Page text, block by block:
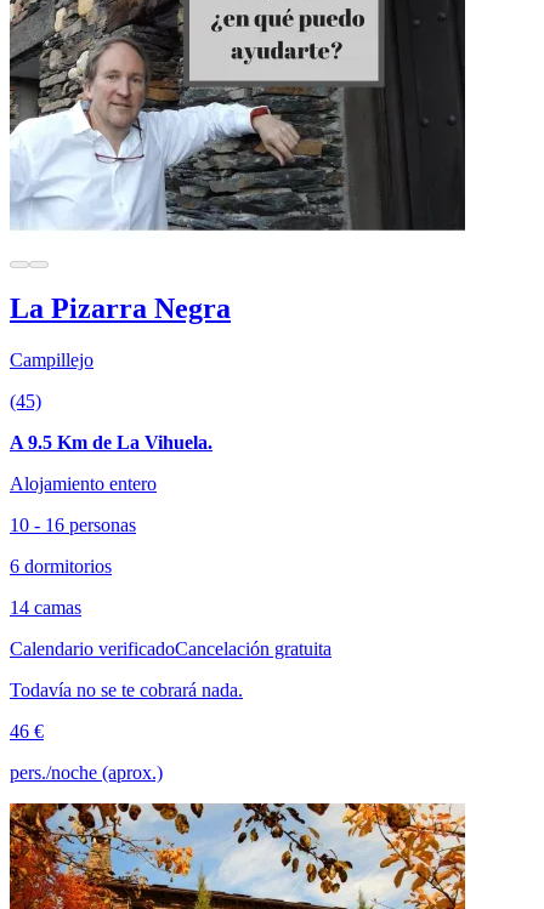
La Pizarra Negra
Campillejo
(45)
A 9.5 Km de La Vihuela.
Alojamiento entero
10 - 16 personas
6 dormitorios
14 camas
Calendario verificadoCancelación gratuita
Todavía no se te cobrará nada.
46 €
pers./noche (aprox.)